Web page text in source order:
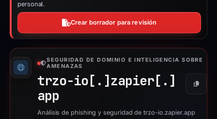
personal.
Crear borrador para revisión
SEGURIDAD DE DOMINIO E INTELIGENCIA SOBRE
AMENAZAS
trzo-io[.] zapier[.]
app
Copiar
Análisis de phishing y seguridad de trzo-io.zapier.app